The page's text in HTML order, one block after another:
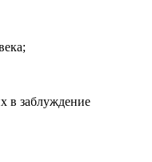
в заблуждение